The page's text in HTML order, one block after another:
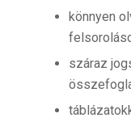
könnyen
száraz